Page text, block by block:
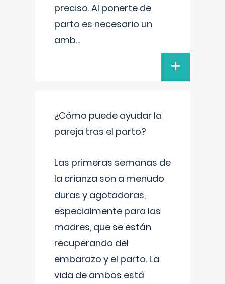
preciso. Al ponerte de
parto es necesario un
amb...
+
¿Cómo puede ayudar la
pareja tras el parto?
Las primeras semanas de
la crianza son a menudo
duras y agotadoras,
especialmente para las
madres, que se están
recuperando del
embarazo y el parto. La
vida de ambos está